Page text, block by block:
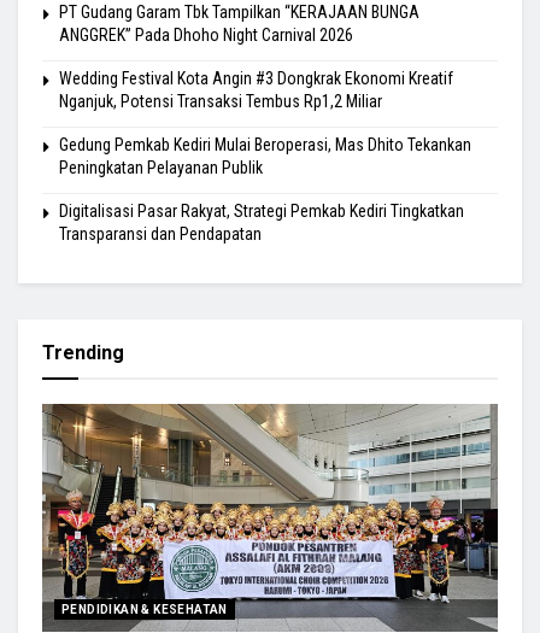
PT Gudang Garam Tbk Tampilkan “KERAJAAN BUNGA
ANGGREK” Pada Dhoho Night Carnival 2026
Wedding Festival Kota Angin #3 Dongkrak Ekonomi Kreatif
Nganjuk, Potensi Transaksi Tembus Rp1,2 Miliar
Gedung Pemkab Kediri Mulai Beroperasi, Mas Dhito Tekankan
Peningkatan Pelayanan Publik
Digitalisasi Pasar Rakyat, Strategi Pemkab Kediri Tingkatkan
Transparansi dan Pendapatan
Trending
PENDIDIKAN & KESEHATAN